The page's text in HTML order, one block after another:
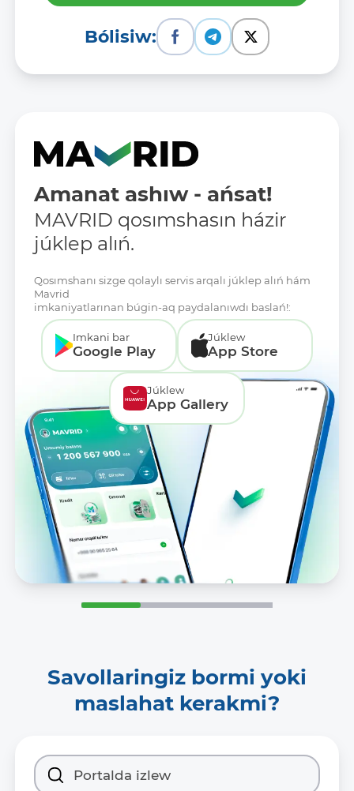
Bólisiw:
Amanat ashıw - ańsat!
MAVRID qosımshasın házir
júklep alıń.
Qosımshanı sizge qolaylı servis arqalı júklep alıń hám
Mavrid
imkaniyatlarınan búgin-aq paydalanıwdı baslań!:
Imkani bar
Google Play
Júklew
App Store
Júklew
App Gallery
Savollaringiz bormi yoki
maslahat kerakmi?